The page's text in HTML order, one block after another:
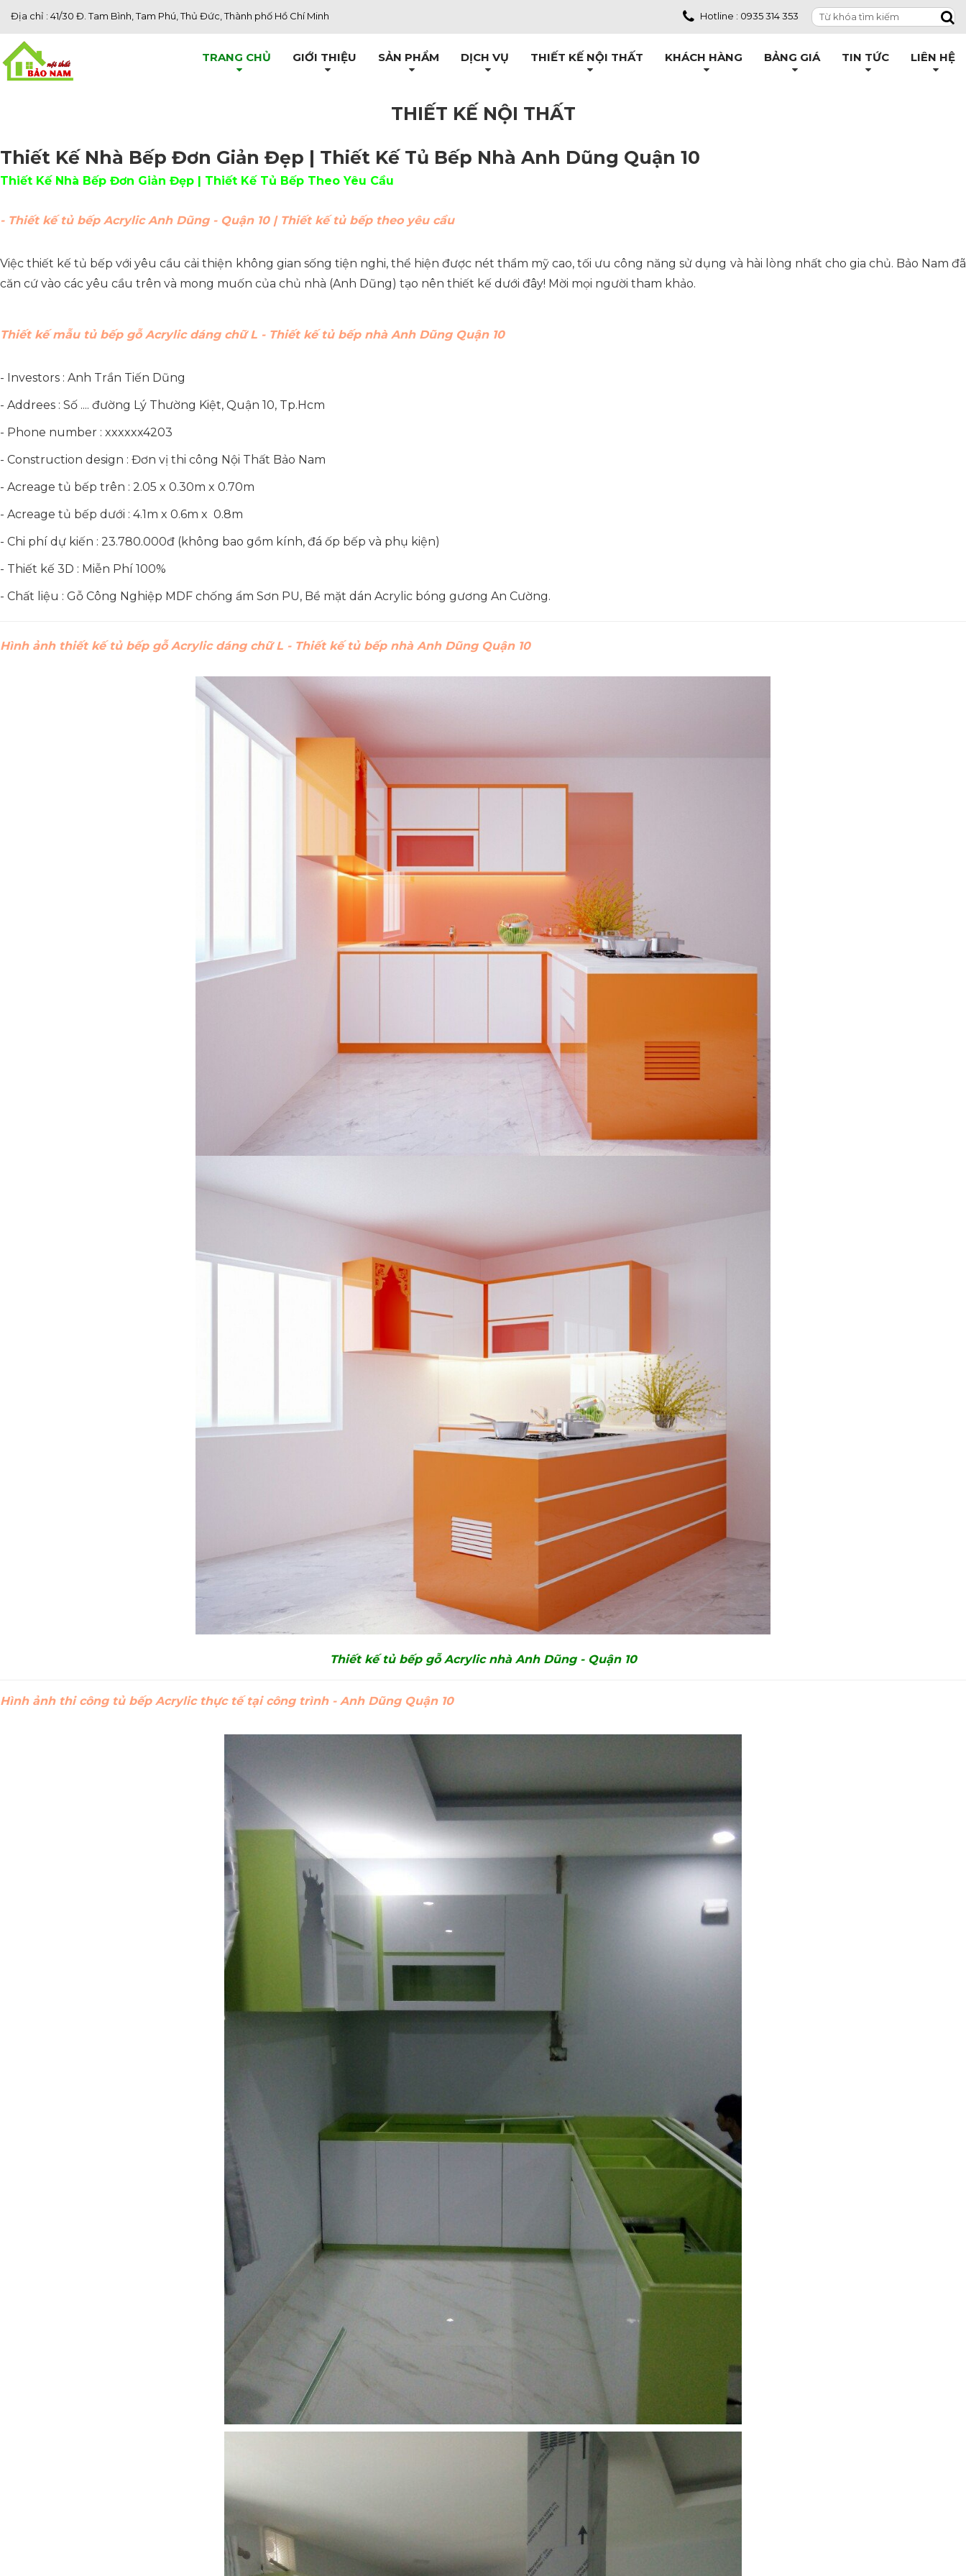
Địa chỉ : 41/30 Đ. Tam Bình, Tam Phú, Thủ Đức, Thành phố Hồ Chí Minh Hotline : 0935 314 353
TRANG CHỦ GIỚI THIỆU SẢN PHẨM DỊCH VỤ THIẾT KẾ NỘI THẤT KHÁCH HÀNG BẢNG GIÁ TIN TỨC LIÊN HỆ
THIẾT KẾ NỘI THẤT
Thiết Kế Nhà Bếp Đơn Giản Đẹp | Thiết Kế Tủ Bếp Nhà Anh Dũng Quận 10
Thiết Kế Nhà Bếp Đơn Giản Đẹp | Thiết Kế Tủ Bếp Theo Yêu Cầu
- Thiết kế tủ bếp Acrylic Anh Dũng - Quận 10 | Thiết kế tủ bếp theo yêu cầu
Việc thiết kế tủ bếp với yêu cầu cải thiện không gian sống tiện nghi, thể hiện được nét thẩm mỹ cao, tối ưu công năng sử dụng và hài lòng nhất cho gia chủ. Bảo Nam đã
căn cứ vào các yêu cầu trên và mong muốn của chủ nhà (Anh Dũng) tạo nên thiết kế dưới đây! Mời mọi người tham khảo.
Thiết kế mẫu tủ bếp gỗ Acrylic dáng chữ L - Thiết kế tủ bếp nhà Anh Dũng Quận 10
- Investors : Anh Trần Tiến Dũng
- Addrees : Số .... đường Lý Thường Kiệt, Quận 10, Tp.Hcm
- Phone number : xxxxxx4203
- Construction design : Đơn vị thi công Nội Thất Bảo Nam
- Acreage tủ bếp trên : 2.05 x 0.30m x 0.70m
- Acreage tủ bếp dưới : 4.1m x 0.6m x 0.8m
- Chi phí dự kiến : 23.780.000đ (không bao gồm kính, đá ốp bếp và phụ kiện)
- Thiết kế 3D : Miễn Phí 100%
- Chất liệu : Gỗ Công Nghiệp MDF chống ẩm Sơn PU, Bề mặt dán Acrylic bóng gương An Cường.
Hình ảnh thiết kế tủ bếp gỗ Acrylic dáng chữ L - Thiết kế tủ bếp nhà Anh Dũng Quận 10
Thiết kế tủ bếp gỗ Acrylic nhà Anh Dũng - Quận 10
Hình ảnh thi công tủ bếp Acrylic thực tế tại công trình - Anh Dũng Quận 10